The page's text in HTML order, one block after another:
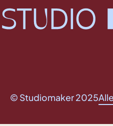
© Studiomaker 2025